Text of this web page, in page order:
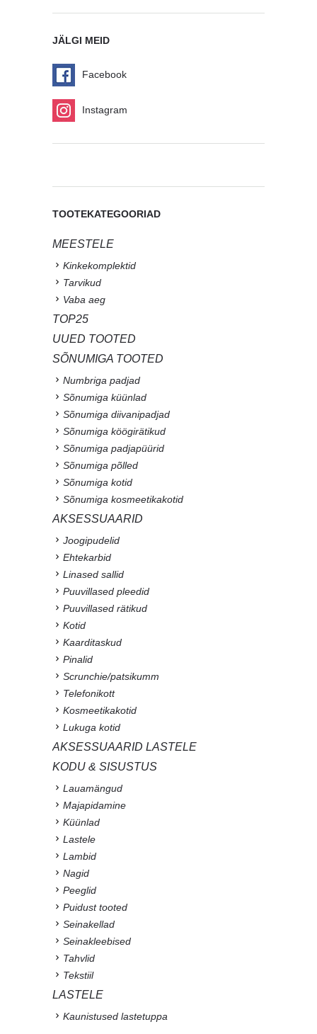
JÄLGI MEID
Facebook
Instagram
TOOTEKATEGOORIAD
MEESTELE
Kinkekomplektid
Tarvikud
Vaba aeg
TOP25
UUED TOOTED
SÕNUMIGA TOOTED
Numbriga padjad
Sõnumiga küünlad
Sõnumiga diivanipadjad
Sõnumiga köögirätikud
Sõnumiga padjapüürid
Sõnumiga põlled
Sõnumiga kotid
Sõnumiga kosmeetikakotid
AKSESSUAARID
Joogipudelid
Ehtekarbid
Linased sallid
Puuvillased pleedid
Puuvillased rätikud
Kotid
Kaarditaskud
Pinalid
Scrunchie/patsikumm
Telefonikott
Kosmeetikakotid
Lukuga kotid
AKSESSUAARID LASTELE
KODU & SISUSTUS
Lauamängud
Majapidamine
Küünlad
Lastele
Lambid
Nagid
Peeglid
Puidust tooted
Seinakellad
Seinakleebised
Tahvlid
Tekstiil
LASTELE
Kaunistused lastetuppa